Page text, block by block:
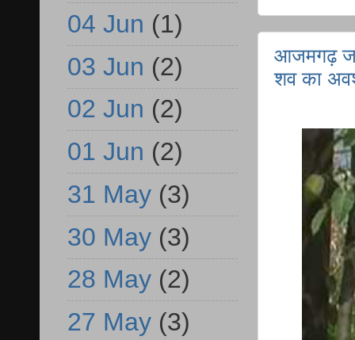
आजमगढ़
शव का
04 Jun (1)
03 Jun (2)
02 Jun (2)
01 Jun (2)
31 May (3)
30 May (3)
28 May (2)
27 May (3)